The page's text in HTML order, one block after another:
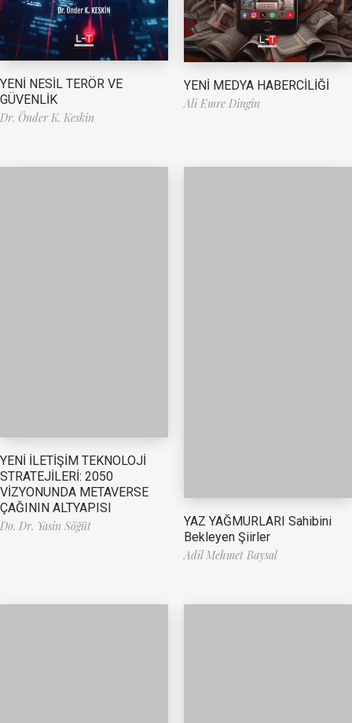
YENİ NESİL TERÖR VE
GÜVENLİK
Dr. Önder K. Keskin
YENİ MEDYA HABERCİLİĞİ
Ali Emre Dingin
YENİ İLETİŞİM TEKNOLOJİ
STRATEJİLERİ: 2050
VİZYONUNDA METAVERSE
ÇAĞININ ALTYAPISI
Do. Dr. Yasin Söğüt
YAZ YAĞMURLARI Sahibini
Bekleyen Şiirler
Adil Mehmet Baysal